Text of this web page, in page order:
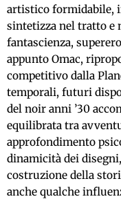
artistico formidabile,
sintetizza nel tratto e
fantascienza,
appunto Omac,
competitivo dalla
temporali, futuri
del noir anni ’30
equilibrata tra
approfondimento
dinamicità dei
costruzione della
anche qualche